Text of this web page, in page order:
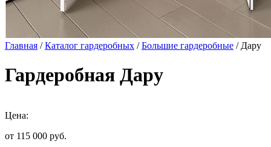
Главная /Каталог гардеробных /Большие гардеробные / Дару
Гардеробная Дару
Цена:
от 115 000 руб.